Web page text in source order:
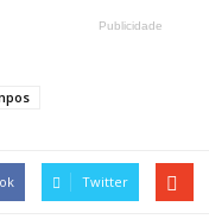
Publicidade
Twitter